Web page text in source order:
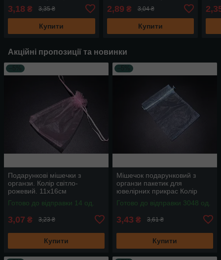
13х18см
3,18 ₴ 3,35 ₴
Купити
2,89 ₴ 3,04 ₴
Купити
Акційні пропозиції та новинки
Подарункові мішечки з
органзи. Колір світло-
рожевий. 11х16см
Готово до відправки 14 од.
3,07 ₴ 3,23 ₴
Купити
Мішечок подарунковий з
органзи пакетик для
ювелірних прикрас Колір
блакитний. 13х18см
Готово до відправки 3048 од.
3,43 ₴ 3,61 ₴
Купити